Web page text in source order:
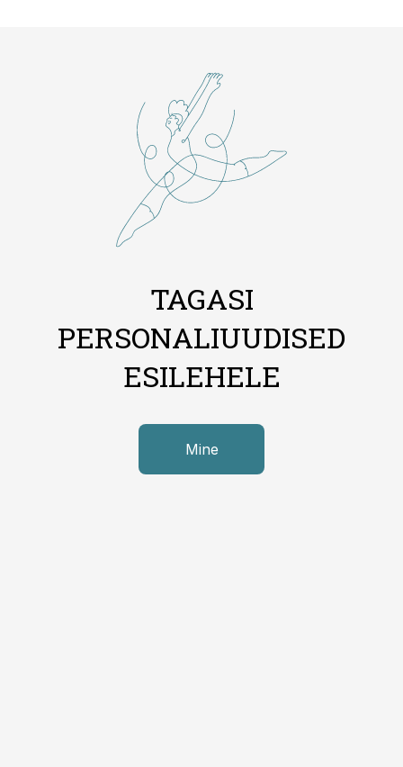
TAGASI
PERSONALIUUDISED
ESILEHELE
Mine